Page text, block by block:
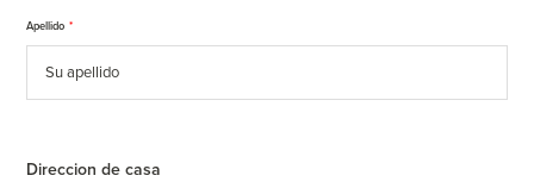
Apellido *
Direccion de casa